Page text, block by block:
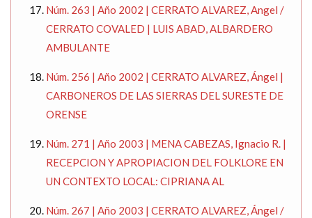
Núm. 263 | Año 2002 | CERRATO ALVAREZ, Angel /
CERRATO COVALED | LUIS ABAD, ALBARDERO
AMBULANTE
Núm. 256 | Año 2002 | CERRATO ALVAREZ, Ángel |
CARBONEROS DE LAS SIERRAS DEL SURESTE DE
ORENSE
Núm. 271 | Año 2003 | MENA CABEZAS, Ignacio R. |
RECEPCION Y APROPIACION DEL FOLKLORE EN
UN CONTEXTO LOCAL: CIPRIANA AL
Núm. 267 | Año 2003 | CERRATO ALVAREZ, Ángel /